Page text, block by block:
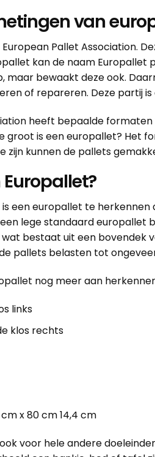
van
European Pallet Association.
kan de naam Europallet
maar bewaakt deze ook.
of repareren. Deze partij
heeft bepaalde
groot is een europallet? Het
zijn kunnen de pallets
een europallet te
lege standaard
bestaat uit een bovendek
pallets belasten tot ongeveer
nog meer aan
links
klos rechts
x 80 cm 14,4 cm
voor hele andere